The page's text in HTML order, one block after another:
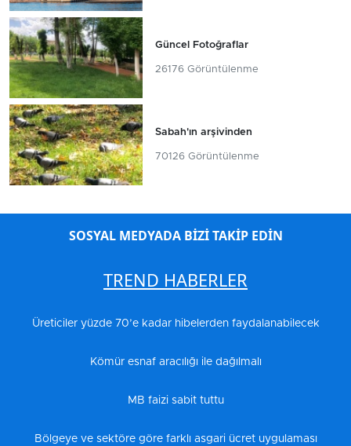
Güncel Fotoğraflar
26176 Görüntülenme
Sabah'ın arşivinden
70126 Görüntülenme
SOSYAL MEDYADA BİZİ TAKİP EDİN
TREND HABERLER
Üreticiler yüzde 70’e kadar hibelerden faydalanabilecek
Kömür esnaf aracılığı ile dağılmalı
MB faizi sabit tuttu
Bölgeye ve sektöre göre farklı asgari ücret uygulaması